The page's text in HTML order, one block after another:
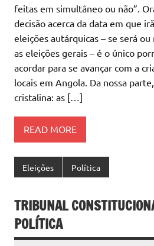
feitas em simultâneo ou não”.
decisão acerca da data em que
eleições autárquicas – se será
as eleições gerais – é o único
acordar para se avançar com a
locais em Angola. Da nossa
cristalina: as […]
READ MORE
Eleições Política
TRIBUNAL
POLÍTICA